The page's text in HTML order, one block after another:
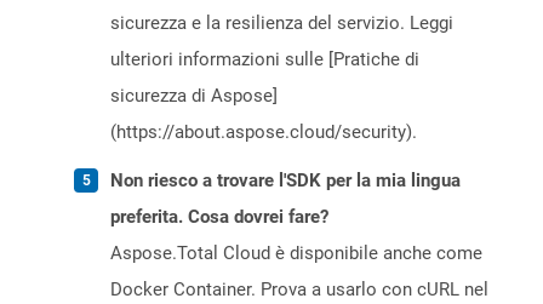
sicurezza e la resilienza del servizio. Leggi
ulteriori informazioni sulle [Pratiche di
sicurezza di Aspose]
(https://about.aspose.cloud/security).
Non riesco a trovare l'SDK per la mia lingua
preferita. Cosa dovrei fare?
Aspose.Total Cloud è disponibile anche come
Docker Container. Prova a usarlo con cURL nel